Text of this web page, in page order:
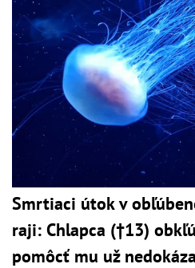
Smrtiaci útok v
raji: Chlapca (†13)
pomôcť mu už